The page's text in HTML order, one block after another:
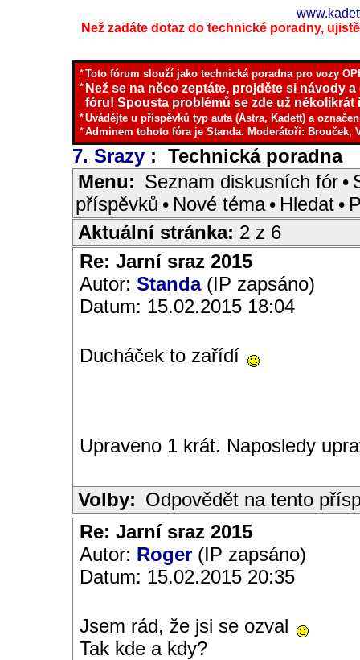
Než zadáte dotaz do technické poradny,
*Toto fórum slouží jako technická poradna pro vozy
* Než se na něco zeptáte, projděte si návody
fóru! Spousta problémů se zde už několikrát
*Uvádějte u příspěvků typ auta (Astra, Kadett) a
*Adminem tohoto fóra je Standa. Moderátoři: Brouček,
7. Srazy : Technická poradna
Menu: Seznam diskusních fór •
příspěvků • Nové téma • Hledat •
Aktuální stránka: 2 z 6
Re: Jarní sraz 2015
Autor: Standa(IP zapsáno)
Datum: 15.02.2015 18:04
Ducháček to zařídí
Upraveno 1 krát. Naposledy
Volby: Odpovědět na tento
Re: Jarní sraz 2015
Autor: Roger (IP zapsáno)
Datum: 15.02.2015 20:35
Jsem rád, že jsi se ozval
Tak kde a kdy?